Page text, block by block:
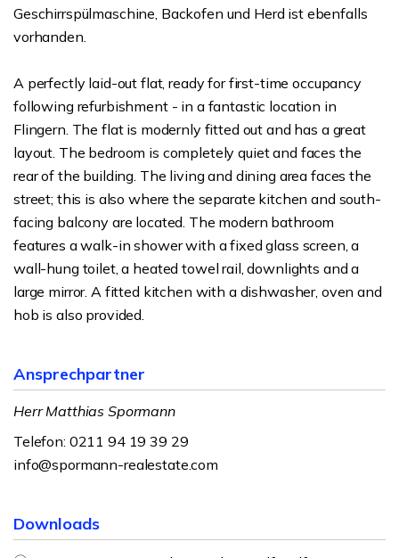
Geschirrspülmaschine, Backofen und Herd ist ebenfalls
vorhanden.
A perfectly laid-out flat, ready for first-time occupancy
following refurbishment - in a fantastic location in
Flingern. The flat is modernly fitted out and has a great
layout. The bedroom is completely quiet and faces the
rear of the building. The living and dining area faces the
street; this is also where the separate kitchen and south-
facing balcony are located. The modern bathroom
features a walk-in shower with a fixed glass screen, a
wall-hung toilet, a heated towel rail, downlights and a
large mirror. A fitted kitchen with a dishwasher, oven and
hob is also provided.
Ansprechpartner
Herr Matthias Spormann
Telefon: 0211 94 19 39 29
info@spormann-realestate.com
Downloads